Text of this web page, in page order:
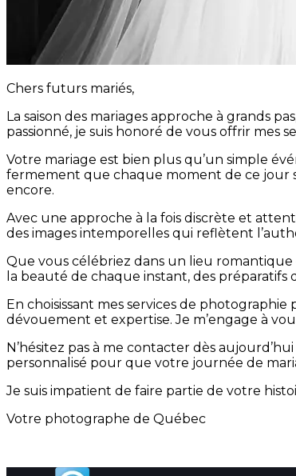
Chers futurs mariés,
La saison des mariages approche à grands
passionné, je suis honoré de vous offrir
Votre mariage est bien plus qu’un simple
fermement que chaque moment de ce jour
encore.
Avec une approche à la fois discrète et
des images intemporelles qui reflètent
Que vous célébriez dans un lieu romantique
la beauté de chaque instant, des préparatifs
En choisissant mes services de
dévouement et expertise. Je m’engage à
N’hésitez pas à me contacter dès
personnalisé pour que votre journée de
Je suis impatient de faire partie de votre
Votre photographe de Québec